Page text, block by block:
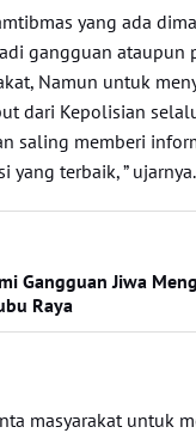
yang ada
gangguan ataupun
Namun untuk
dari Kepolisian
saling memberi
yang terbaik, ” ujarnya.
Gangguan Jiwa
Raya
masyarakat untuk